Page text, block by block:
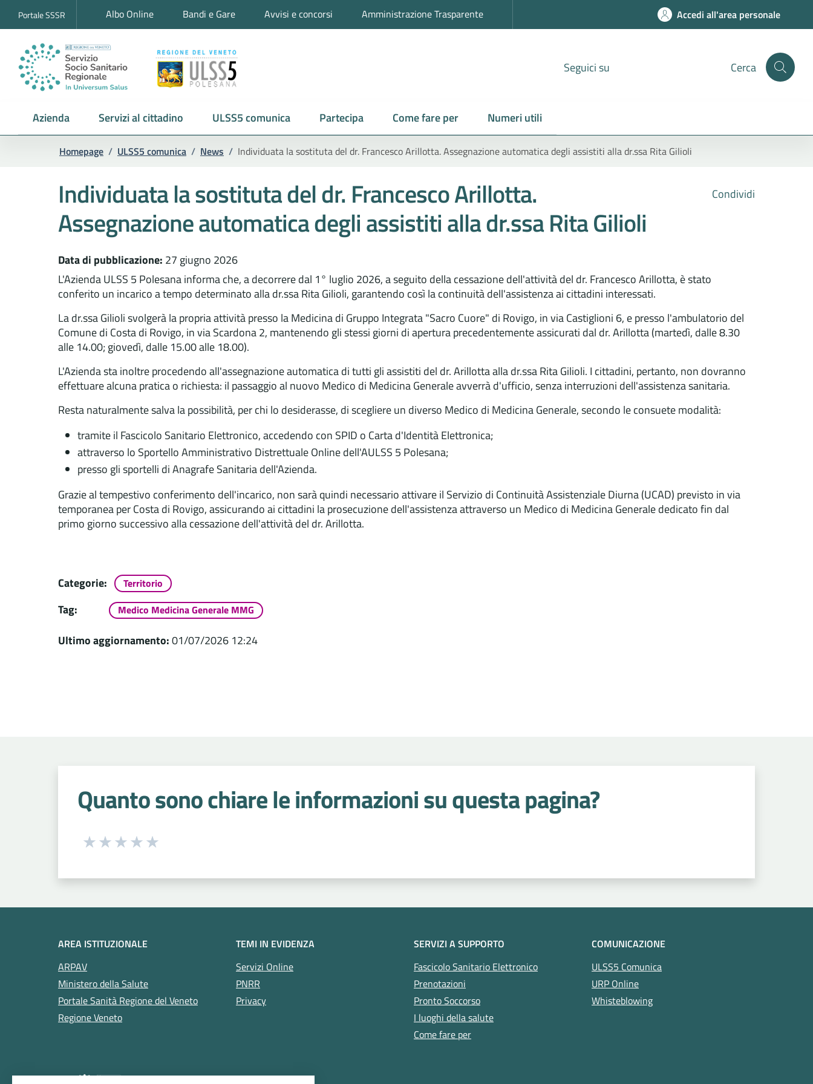
Portale SSSR Albo Online Bandi e Gare Avvisi e concorsi Amministrazione Trasparente Accedi all'area personale
Seguici su Cerca
Azienda Servizi al cittadino ULSS5 comunica Partecipa Come fare per Numeri utili
Homepage / ULSS5 comunica / News / Individuata la sostituta del dr. Francesco Arillotta. Assegnazione automatica degli assistiti alla dr.ssa Rita Gilioli
Condividi
Individuata la sostituta del dr. Francesco Arillotta.
Assegnazione automatica degli assistiti alla dr.ssa Rita Gilioli
Data di pubblicazione: 27 giugno 2026
L'Azienda ULSS 5 Polesana informa che, a decorrere dal 1° luglio 2026, a seguito della cessazione dell'attività del dr. Francesco Arillotta, è stato
conferito un incarico a tempo determinato alla dr.ssa Rita Gilioli, garantendo così la continuità dell'assistenza ai cittadini interessati.
La dr.ssa Gilioli svolgerà la propria attività presso la Medicina di Gruppo Integrata "Sacro Cuore" di Rovigo, in via Castiglioni 6, e presso l'ambulatorio del
Comune di Costa di Rovigo, in via Scardona 2, mantenendo gli stessi giorni di apertura precedentemente assicurati dal dr. Arillotta (martedì, dalle 8.30
alle 14.00; giovedì, dalle 15.00 alle 18.00).
L'Azienda sta inoltre procedendo all'assegnazione automatica di tutti gli assistiti del dr. Arillotta alla dr.ssa Rita Gilioli. I cittadini, pertanto, non dovranno
effettuare alcuna pratica o richiesta: il passaggio al nuovo Medico di Medicina Generale avverrà d'ufficio, senza interruzioni dell'assistenza sanitaria.
Resta naturalmente salva la possibilità, per chi lo desiderasse, di scegliere un diverso Medico di Medicina Generale, secondo le consuete modalità:
tramite il Fascicolo Sanitario Elettronico, accedendo con SPID o Carta d'Identità Elettronica;
attraverso lo Sportello Amministrativo Distrettuale Online dell'AULSS 5 Polesana;
presso gli sportelli di Anagrafe Sanitaria dell'Azienda.
Grazie al tempestivo conferimento dell'incarico, non sarà quindi necessario attivare il Servizio di Continuità Assistenziale Diurna (UCAD) previsto in via
temporanea per Costa di Rovigo, assicurando ai cittadini la prosecuzione dell'assistenza attraverso un Medico di Medicina Generale dedicato fin dal
primo giorno successivo alla cessazione dell'attività del dr. Arillotta.
Categorie: Territorio
Tag: Medico Medicina Generale MMG
Ultimo aggiornamento:01/07/2026 12:24
Quanto sono chiare le informazioni su questa pagina?
Seleziona una valutazione da 1 a 5 stelle
AREA ISTITUZIONALE
ARPAV
Ministero della Salute
Portale Sanità Regione del Veneto
Regione Veneto
TEMI IN EVIDENZA
Servizi Online
PNRR
Privacy
SERVIZI A SUPPORTO
Fascicolo Sanitario Elettronico
Prenotazioni
Pronto Soccorso
I luoghi della salute
Come fare per
COMUNICAZIONE
ULSS5 Comunica
URP Online
Whisteblowing